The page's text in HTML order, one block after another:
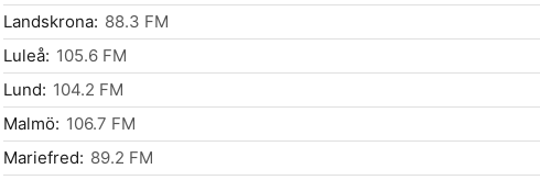
Landskrona: 88.3 FM
Luleå: 105.6 FM
Lund: 104.2 FM
Malmö: 106.7 FM
Mariefred: 89.2 FM